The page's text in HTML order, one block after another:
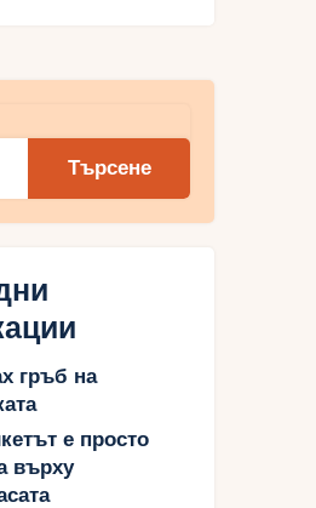
Търсене
гръб на
е просто
върху